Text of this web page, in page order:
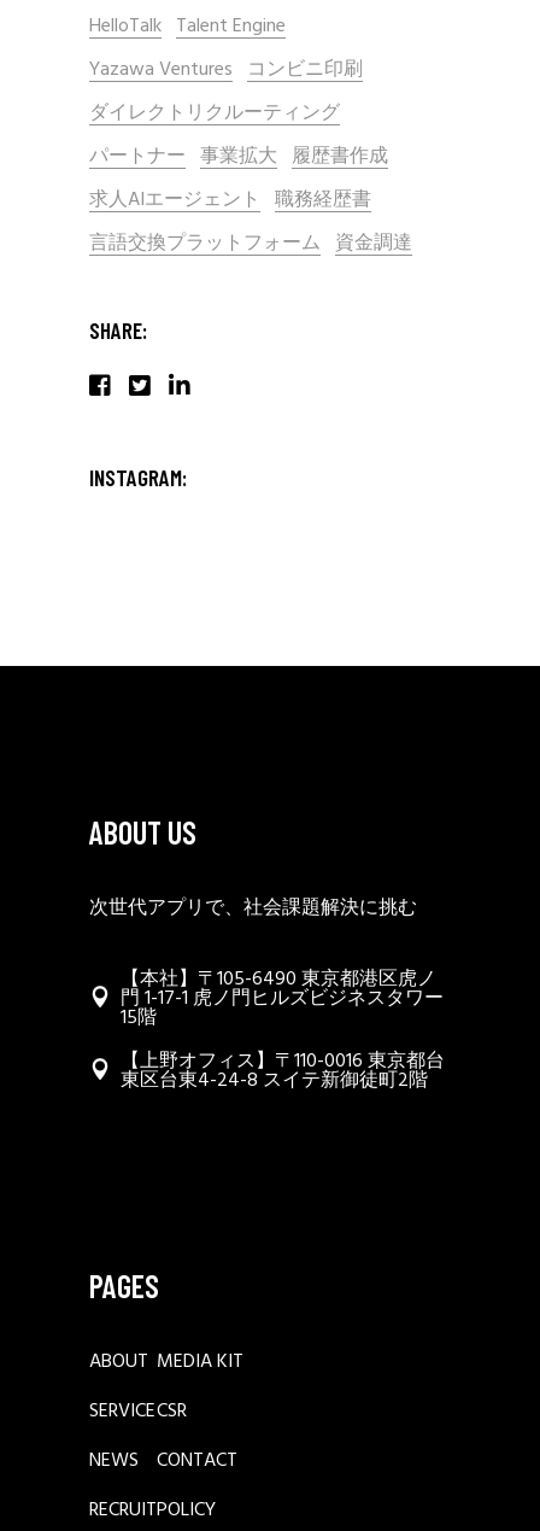
HelloTalk Talent Engine
Yazawa Ventures コンビニ印刷
ダイレクトリクルーティング
パートナー 事業拡大 履歴書作成
求人AIエージェント
職務経歴書
言語交換プラットフォーム 資金調達
SHARE:
INSTAGRAM:
ABOUT US
次世代アプリで、社会課題解決に挑む
【本社】〒105-6490 東京都港区虎ノ
門 1-17-1 虎ノ門ヒルズビジネスタワー
15階
【上野オフィス】〒110-0016 東京都台
東区台東4-24-8 スイテ新御徒町2階
PAGES
ABOUT
SERVICE
NEWS
RECRUIT
MEDIA KIT
CSR
CONTACT
POLICY